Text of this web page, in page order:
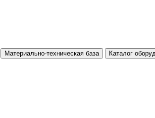
Материально-техническая база Каталог